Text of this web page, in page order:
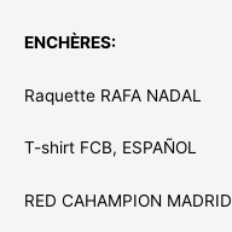
ENCHÈRES:
Raquette RAFA NADAL
T-shirt FCB, ESPAÑOL
RED CAHAMPION MADRID